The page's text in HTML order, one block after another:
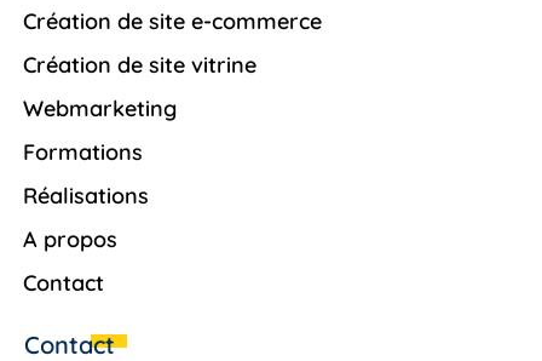
Contact
Création de site e-commerce
Création de site vitrine
Webmarketing
Formations
Réalisations
A propos
Contact